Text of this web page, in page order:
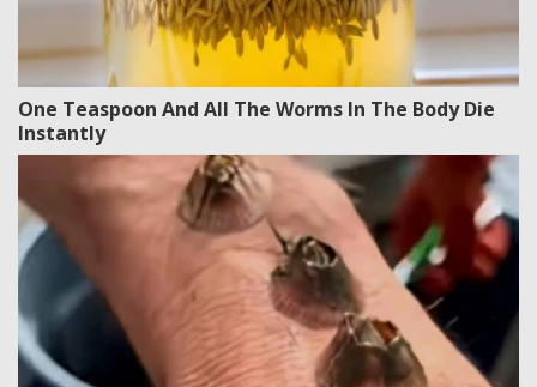
One Teaspoon And All The Worms In The Body Die
Instantly